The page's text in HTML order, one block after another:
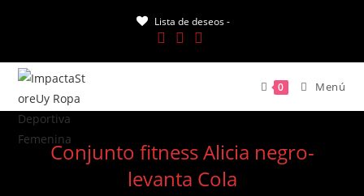
Lista de deseos -
0 Menú
Conjunto fitness Alicia negro-
levanta Cola